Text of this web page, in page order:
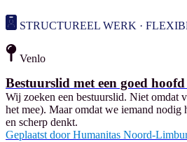
STRUCTUREEL WERK ·
Venlo
Bestuurslid met een goed
Wij zoeken een bestuurslid. Niet omdat
het mee). Maar omdat we iemand nodig
en scherp denkt.
Geplaatst door Humanitas Noord-